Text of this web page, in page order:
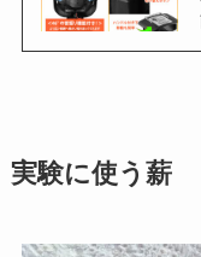
実験に使う薪